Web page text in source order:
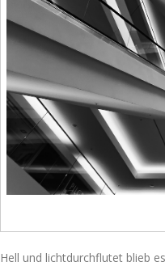
Hell und lichtdurchflutet blieb